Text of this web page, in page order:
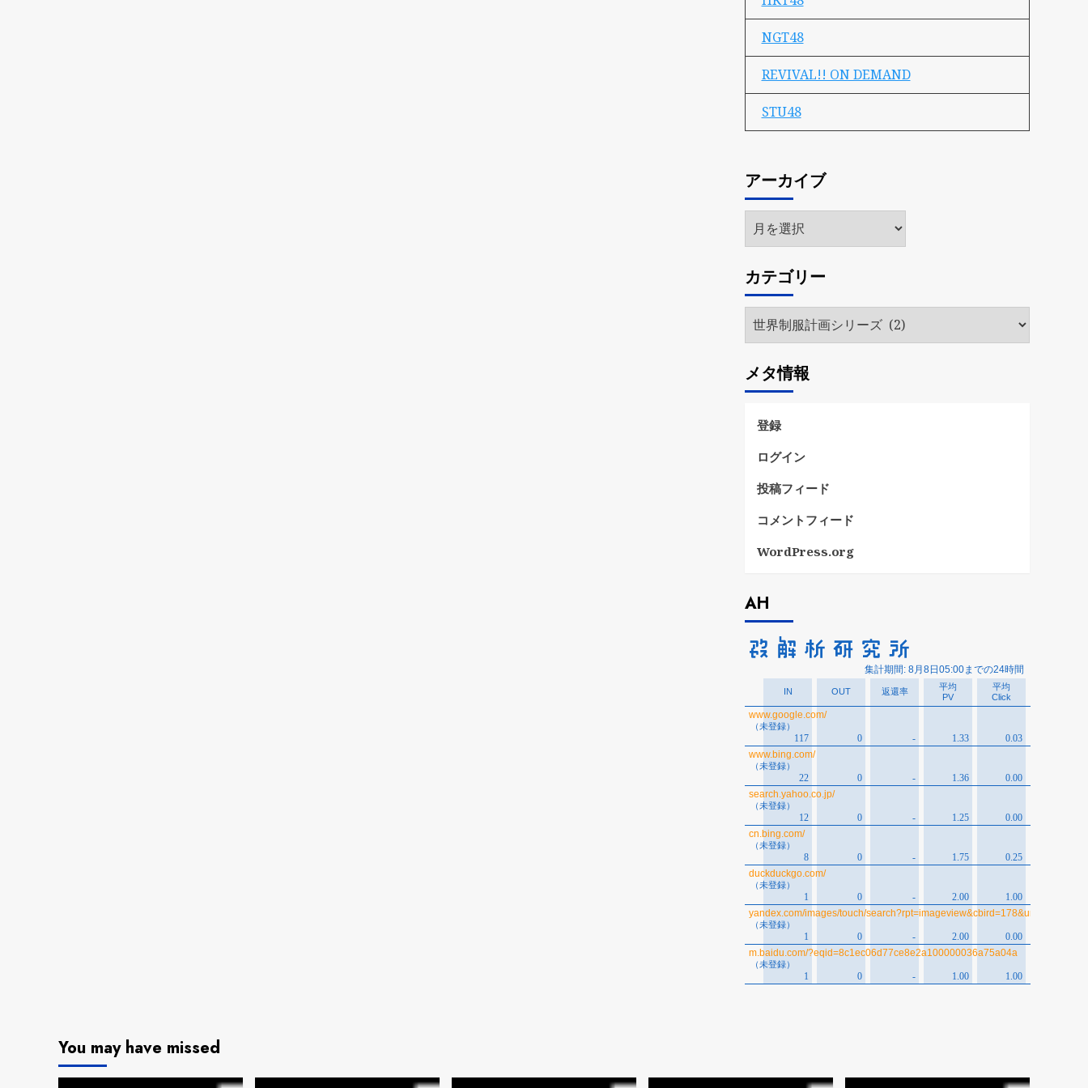
NGT48
REVIVAL!! ON DEMAND
STU48
アーカイブ
ア
ー
イ
ブ
カテゴリー
カ
テ
リ
ー
メタ情報
登録
ログイン
投稿フィード
コメントフィード
WordPress.org
AH
You may have missed